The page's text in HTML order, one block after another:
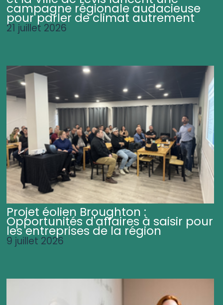
campagne régionale audacieuse
pour parler de climat autrement
21 juillet 2026
Projet éolien Broughton :
Opportunités d'affaires à saisir pour
les entreprises de la région
9 juillet 2026